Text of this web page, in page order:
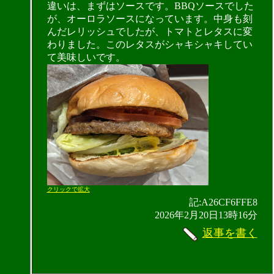
違いは、まずはソースです。BBQソースでした
が、オーロラソースになっています。中身も刻
んだレリッシュでしたが、トマトとレタスに変
わりました。このレタスがシャキシャキしてい
て美味しいです。
クリックで拡大
記:A26CF6FFE8
2026年2月20日13時16分
返事を書く